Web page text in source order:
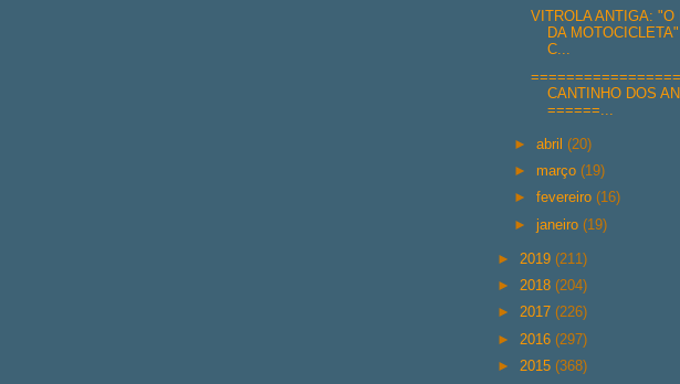
VITROLA ANTIGA: "O
DA
C...
CANTINHO DOS
======...
►abril(20)
► março(19)
►fevereiro(16)
►janeiro(19)
► 2019 (211)
► 2018 (204)
► 2017 (226)
► 2016 (297)
► 2015 (368)